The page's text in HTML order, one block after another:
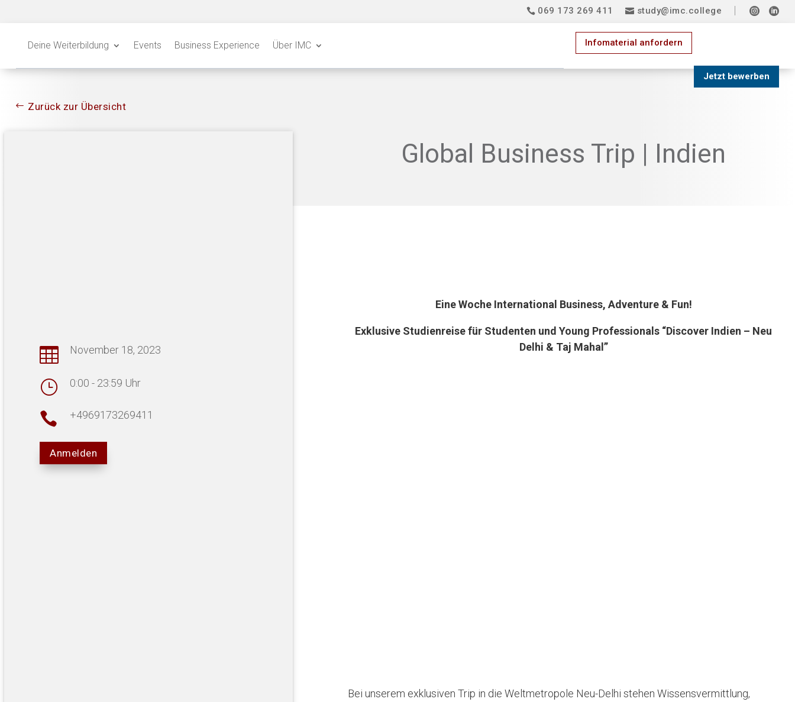


study@imc.college
069 173 269 411
Deine Weiterbildung Events Business Experience Über IMC Infomaterial anfordern
Jetzt bewerben
Zurück zur Übersicht
Global Business Trip | Indien
 November 18, 2023
} 0:00 - 23:59 Uhr
 +4969173269411
Anmelden
Eine Woche International Business, Adventure & Fun!
Exklusive Studienreise für Studenten und Young Professionals “Discover Indien – Neu
Delhi & Taj Mahal”
Bei unserem exklusiven Trip in die Weltmetropole Neu-Delhi stehen Wissensvermittlung,